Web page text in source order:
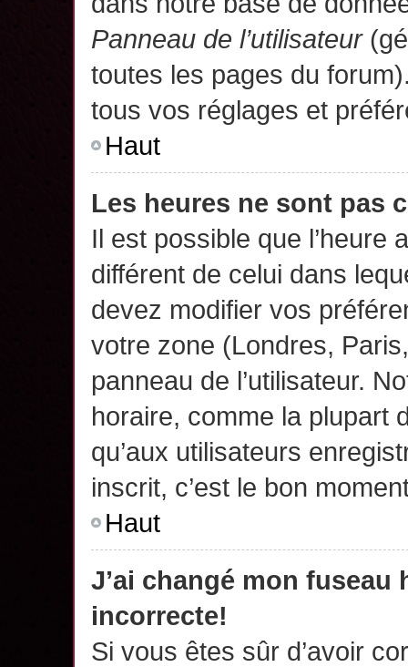
Panneau de l’utilisateur
toutes les pages du
tous vos réglages et
Haut
Les heures ne sont pas
Il est possible que l’heure
différent de celui dans
devez modifier vos
votre zone (Londres,
panneau de l’utilisateur.
horaire, comme la plupart
qu’aux utilisateurs
inscrit, c’est le bon
Haut
J’ai changé mon fuseau
incorrecte!
Si vous êtes sûr d’avoir